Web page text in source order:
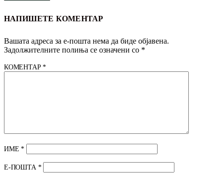
НАПИШЕТЕ КОМЕНТАР
Вашата адреса за е-пошта нема да биде објавена.
Задолжителните полиња се означени со *
КОМЕНТАР*
ИМЕ*
Е-ПОШТА *